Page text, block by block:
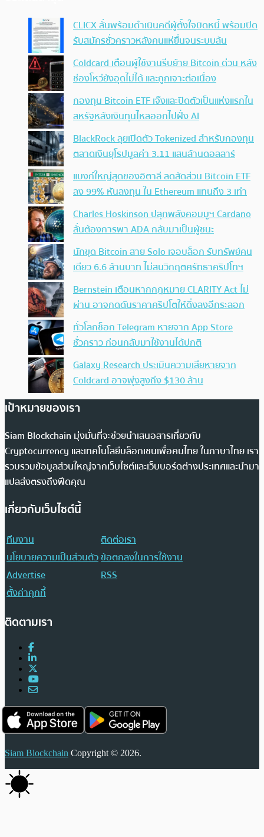
CLICX ลั่นพร้อมดำเนินคดีผู้ตั้งใจบิดหนี้ พร้อมปิด
รับสมัครชั่วคราวหลังคนแห่ยื่นจนระบบล้น
Coldcard เตือนผู้ใช้งานรีบย้าย Bitcoin ด่วน หลัง
ช่องโหว่ยังอุดไม่ได้ และถูกเจาะต่อเนื่อง
กองทุน Bitcoin ETF เจ๊งและปิดตัวเป็นแห่งแรกใน
สหรัฐหลังเงินทุนไหลออกไปฝั่ง AI
BlackRock ลุยเปิดตัว Tokenized สำหรับกองทุน
ตลาดเงินยุโรปมูลค่า 3.11 แสนล้านดอลลาร์
แบงก์ใหญ่สุดของอิตาลี ลดสัดส่วน Bitcoin ETF
ลง 99% หันลงทุน ใน Ethereum แทนถึง 3 เท่า
Charles Hoskinson ปลุกพลังคอมมูฯ Cardano
ลั่นต้องการพา ADA กลับมาเป็นผู้ชนะ
นักขุด Bitcoin สาย Solo เจอบล็อก รับทรัพย์คน
เดียว 6.6 ล้านบาท ไม่สนวิกฤตศรัทธาคริปโทฯ
Bernstein เตือนหากกฎหมาย CLARITY Act ไม่
ผ่าน อาจกดดันราคาคริปโตให้ดิ่งลงอีกระลอก
ทั่วโลกช็อก Telegram หายจาก App Store
ชั่วคราว ก่อนกลับมาใช้งานได้ปกติ
Galaxy Research ประเมินความเสียหายจาก
Coldcard อาจพุ่งสูงถึง $130 ล้าน
เป้าหมายของเรา
Siam Blockchain มุ่งมั่นที่จะช่วยนำเสนอสารเกี่ยวกับ
Cryptocurrency และเทคโนโลยีบล็อกเชนเพื่อคนไทย ในภาษาไทย เรา
รวบรวมข้อมูลส่วนใหญ่จากเว็บไซต์และเว็บบอร์ดต่างประเทศและนำมา
แปลส่งตรงถึงฟีดคุณ
เกี่ยวกับเว็บไซต์นี้
ทีมงาน
ติดต่อเรา
นโยบายความเป็นส่วนตัวข้อตกลงในการใช้งาน
Advertise
RSS
ตั้งค่าคุกกี้
ติดตามเรา
Siam Blockchain Copyright © 2026.